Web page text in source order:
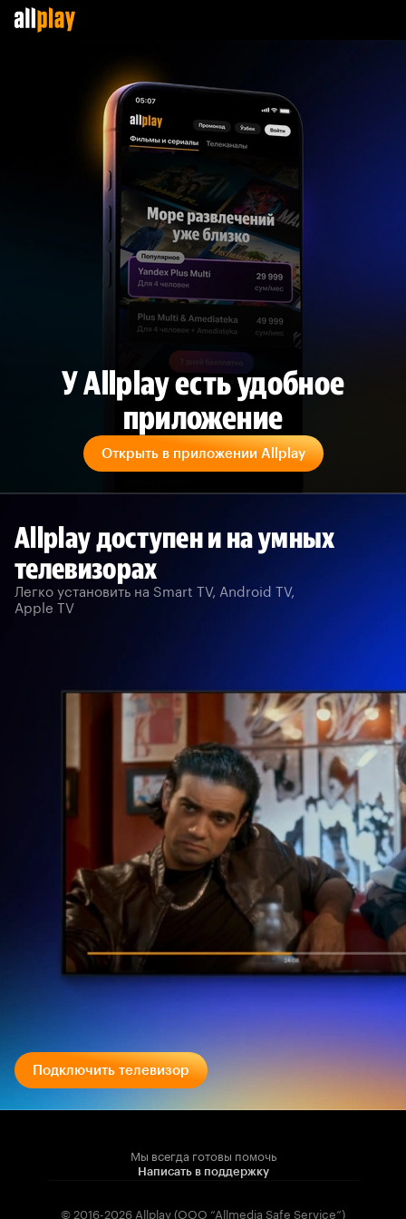
У Allplay есть удобное
приложение
Открыть в приложении Allplay
Allplay доступен и на умных
телевизорах
Легко установить на Smart TV, Android TV,
Apple TV
Подключить телевизор
Мы всегда готовы помочь
Написать в поддержку
© 2016-2026 Allplay (OOO “Allmedia Safe Service”)